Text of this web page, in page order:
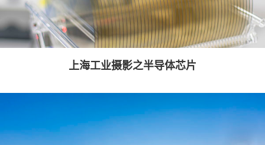
上海工业摄影之半导体芯片